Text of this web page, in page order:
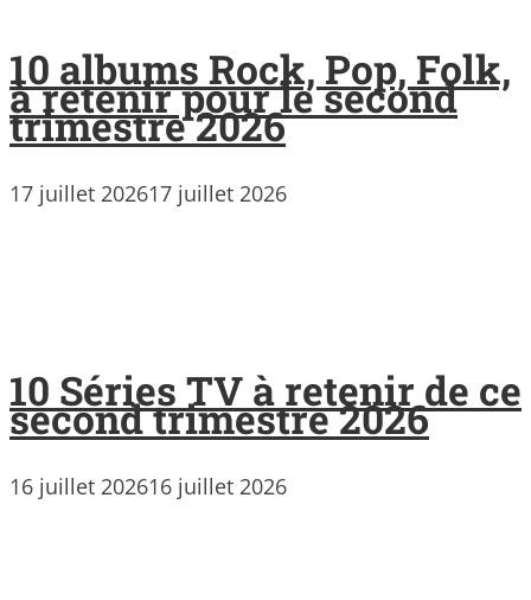
10 albums Rock, Pop, Folk,
à retenir pour le second
trimestre 2026
17 juillet 202617 juillet 2026
10 Séries TV à retenir de ce
second trimestre 2026
16 juillet 202616 juillet 2026